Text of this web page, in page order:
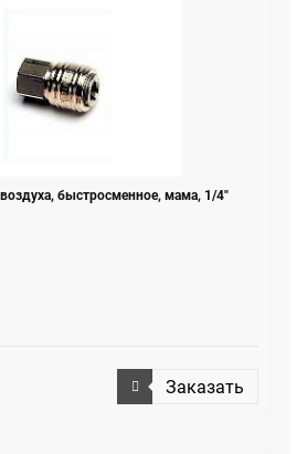
быстросменное, мама, 1/4"
Заказать